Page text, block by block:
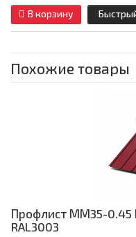
В корзину
Похожие товары
Профлист ММ35-0.45
RAL3003